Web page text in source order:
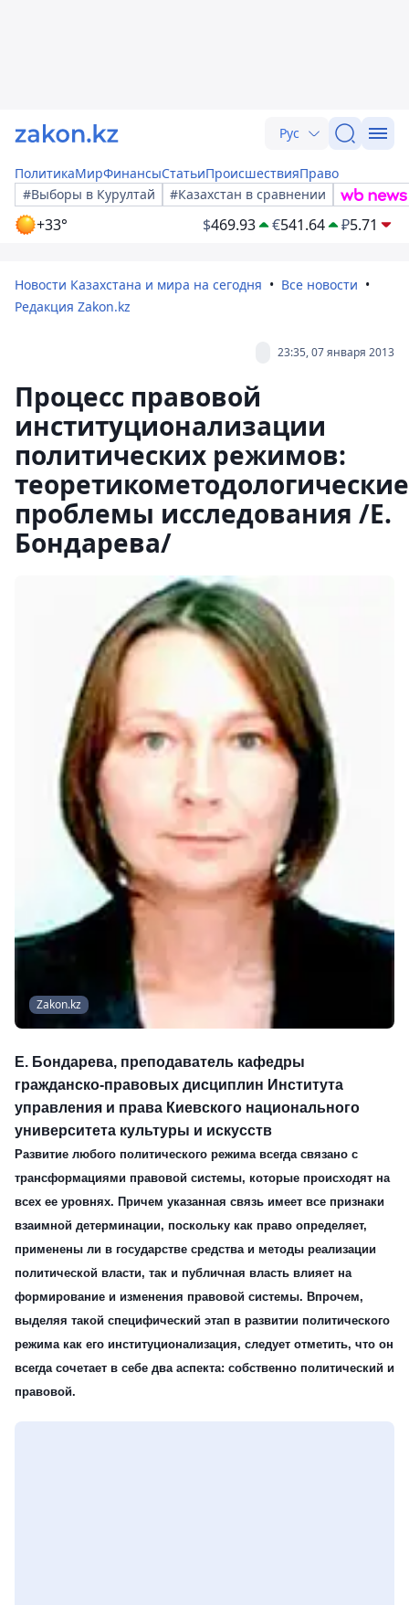
Рус
ПолитикаМирФинансыСтатьиПроисшествияПраво
#Выборы в Курултай
#Казахстан в сравнении
+33° $469.93 €541.64 ₽5.71
Новости Казахстана и мира на сегодня
Все новости
Редакция Zakon.kz
23:35, 07 января 2013
Процесс правовой
институционализации
политических режимов:
теоретикометодологические
проблемы исследования /Е.
Бондарева/
Zakon.kz
Е. Бондарева, преподаватель кафедры
гражданско-правовых дисциплин Института
управления и права Киевского национального
университета культуры и искусств
Развитие любого политического режима всегда связано с
трансформациями правовой системы, которые происходят на
всех ее уровнях. Причем указанная связь имеет все признаки
взаимной детерминации, поскольку как право определяет,
применены ли в государстве средства и методы реализации
политической власти, так и публичная власть влияет на
формирование и изменения правовой системы. Впрочем,
выделяя такой специфический этап в развитии политического
режима как его институционализация, следует отметить, что он
всегда сочетает в себе два аспекта: собственно политический и
правовой.